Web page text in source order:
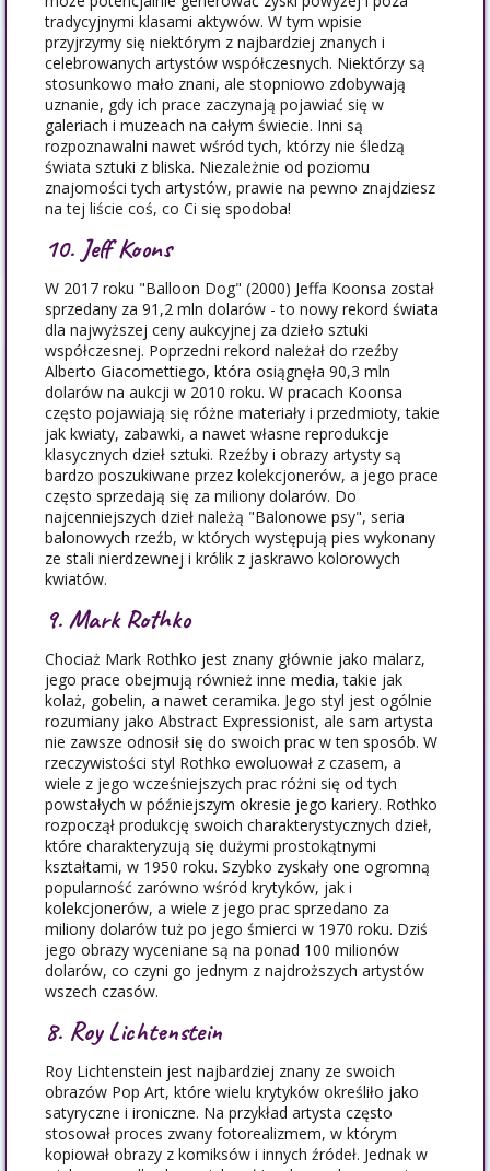
tradycyjnymi klasami aktywów. W tym wpisie
przyjrzymy się niektórym z najbardziej znanych i
celebrowanych artystów współczesnych. Niektórzy są
stosunkowo mało znani, ale stopniowo zdobywają
uznanie, gdy ich prace zaczynają pojawiać się w
galeriach i muzeach na całym świecie. Inni są
rozpoznawalni nawet wśród tych, którzy nie śledzą
świata sztuki z bliska. Niezależnie od poziomu
znajomości tych artystów, prawie na pewno znajdziesz
na tej liście coś, co Ci się spodoba!
10. Jeff Koons
W 2017 roku "Balloon Dog" (2000) Jeffa Koonsa został
sprzedany za 91,2 mln dolarów - to nowy rekord świata
dla najwyższej ceny aukcyjnej za dzieło sztuki
współczesnej. Poprzedni rekord należał do rzeźby
Alberto Giacomettiego, która osiągnęła 90,3 mln
dolarów na aukcji w 2010 roku. W pracach Koonsa
często pojawiają się różne materiały i przedmioty, takie
jak kwiaty, zabawki, a nawet własne reprodukcje
klasycznych dzieł sztuki. Rzeźby i obrazy artysty są
bardzo poszukiwane przez kolekcjonerów, a jego prace
często sprzedają się za miliony dolarów. Do
najcenniejszych dzieł należą "Balonowe psy", seria
balonowych rzeźb, w których występują pies wykonany
ze stali nierdzewnej i królik z jaskrawo kolorowych
kwiatów.
9. Mark Rothko
Chociaż Mark Rothko jest znany głównie jako malarz,
jego prace obejmują również inne media, takie jak
kolaż, gobelin, a nawet ceramika. Jego styl jest ogólnie
rozumiany jako Abstract Expressionist, ale sam artysta
nie zawsze odnosił się do swoich prac w ten sposób. W
rzeczywistości styl Rothko ewoluował z czasem, a
wiele z jego wcześniejszych prac różni się od tych
powstałych w późniejszym okresie jego kariery. Rothko
rozpoczął produkcję swoich charakterystycznych dzieł,
które charakteryzują się dużymi prostokątnymi
kształtami, w 1950 roku. Szybko zyskały one ogromną
popularność zarówno wśród krytyków, jak i
kolekcjonerów, a wiele z jego prac sprzedano za
miliony dolarów tuż po jego śmierci w 1970 roku. Dziś
jego obrazy wyceniane są na ponad 100 milionów
dolarów, co czyni go jednym z najdroższych artystów
wszech czasów.
8. Roy Lichtenstein
Roy Lichtenstein jest najbardziej znany ze swoich
obrazów Pop Art, które wielu krytyków określiło jako
satyryczne i ironiczne. Na przykład artysta często
stosował proces zwany fotorealizmem, w którym
kopiował obrazy z komiksów i innych źródeł. Jednak w